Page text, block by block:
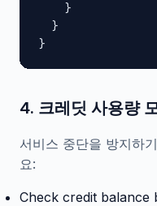
    }
  }
}
4. 크레딧 사용량
서비스 중단을 방지하
요:
Check credit balance